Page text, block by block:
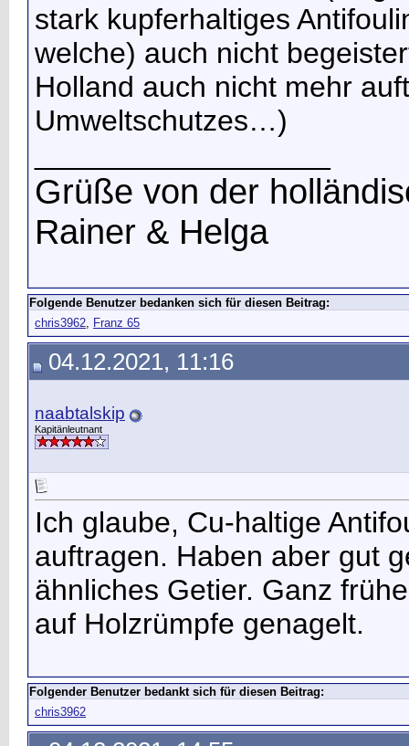
stark kupferhaltiges
welche) auch nicht
Holland auch nicht mehr
Umweltschutzes…)
Grüße von der
Rainer & Helga
Folgende Benutzer bedanken sich für diesen Beitrag:
chris3962, Franz 65
04.12.2021, 11:16
naabtalskip
Kapitänleutnant
Ich glaube, Cu-haltige
auftragen. Haben aber gut
ähnliches Getier. Ganz
auf Holzrümpfe genagelt.
Folgender Benutzer bedankt sich für diesen Beitrag:
chris3962